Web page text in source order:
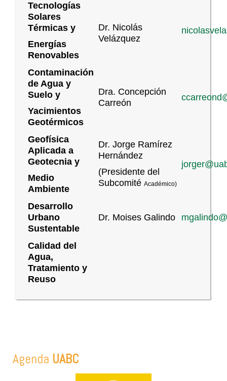
Tecnologías
Solares
Térmicas y
Energías
Renovables
Dr. Nicolás
Velázquez
Contaminación
de Agua y
Suelo y
Yacimientos
Geotérmicos
Dra. Concepción
Carreón
Geofísica
Aplicada a
Geotecnia y
Medio
Ambiente
Dr. Jorge Ramírez
Hernández
(Presidente del
SubcomitéAcadémico)
Desarrollo
Urbano
Sustentable
Dr. Moises Galindo
Calidad del
Agua,
Tratamiento y
Reuso
Agenda UABC